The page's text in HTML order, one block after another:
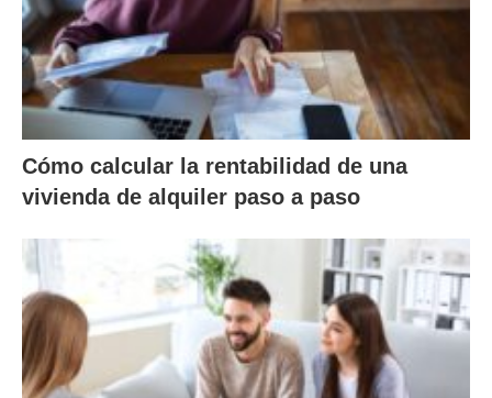
Cómo calcular la rentabilidad de una
vivienda de alquiler paso a paso